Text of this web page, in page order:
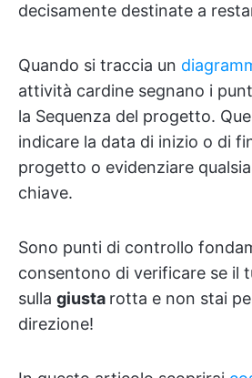
decisamente destinate a
Quando si traccia un
attività cardine segnano i
la Sequenza del progetto.
indicare la data di inizio o di
progetto o evidenziare
chiave.
Sono punti di controllo
consentono di verificare se il
sulla giusta rotta e non stai
direzione!